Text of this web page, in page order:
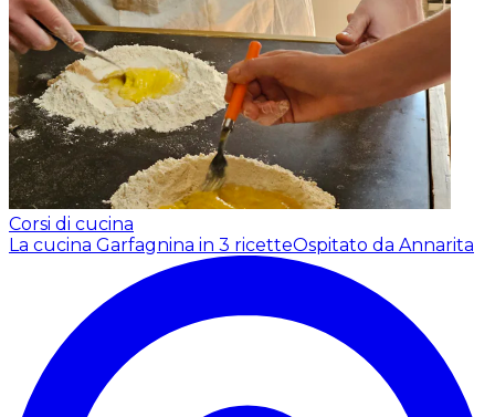
Corsi di cucina
La cucina Garfagnina in 3 ricetteOspitato da Annarita